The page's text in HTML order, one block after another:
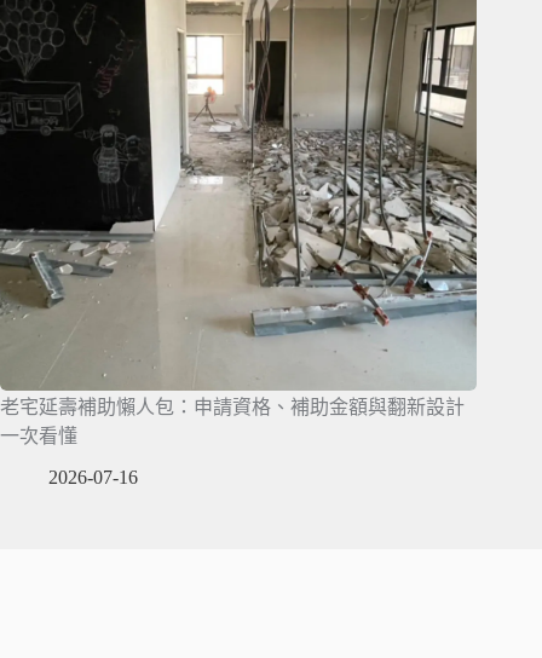
老宅延壽補助懶人包：申請資格、補助金額與翻新設計
一次看懂
2026-07-16